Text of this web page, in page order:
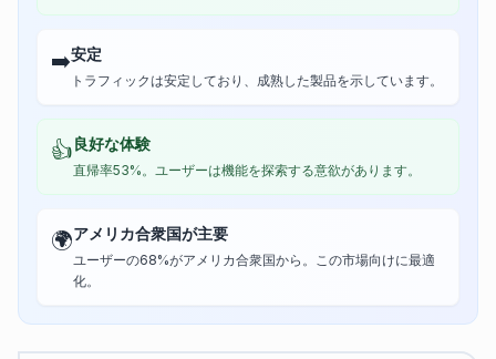
➡️安定
トラフィックは安定しており、成熟した製品を示しています。
👍良好な体験
直帰率53%。ユーザーは機能を探索する意欲があります。
🌍アメリカ合衆国が主要
ユーザーの68%がアメリカ合衆国から。この市場向けに最適
化。